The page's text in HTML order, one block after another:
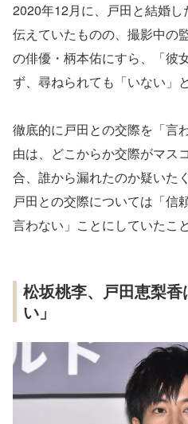
2020年12月に、戸田と結婚
伝えていたものの、撮影中の
の俳優・柄本佑にすら、「彼
ず、尋ねられても「いない」
徹底的に戸田との交際を「言
由は、どこからか交際がマス
合、誰から漏れたのか疑いた
戸田との交際については「信
言わない」ことにしていたこ
松坂桃李、戸田恵梨
い」